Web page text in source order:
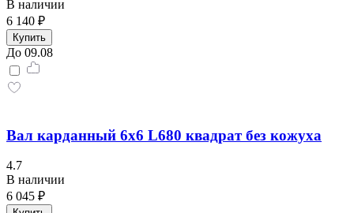
В наличии
6 140 ₽
Купить
До 09.08
Вал карданный 6х6 L680 квадрат без кожуха
4.7
В наличии
6 045 ₽